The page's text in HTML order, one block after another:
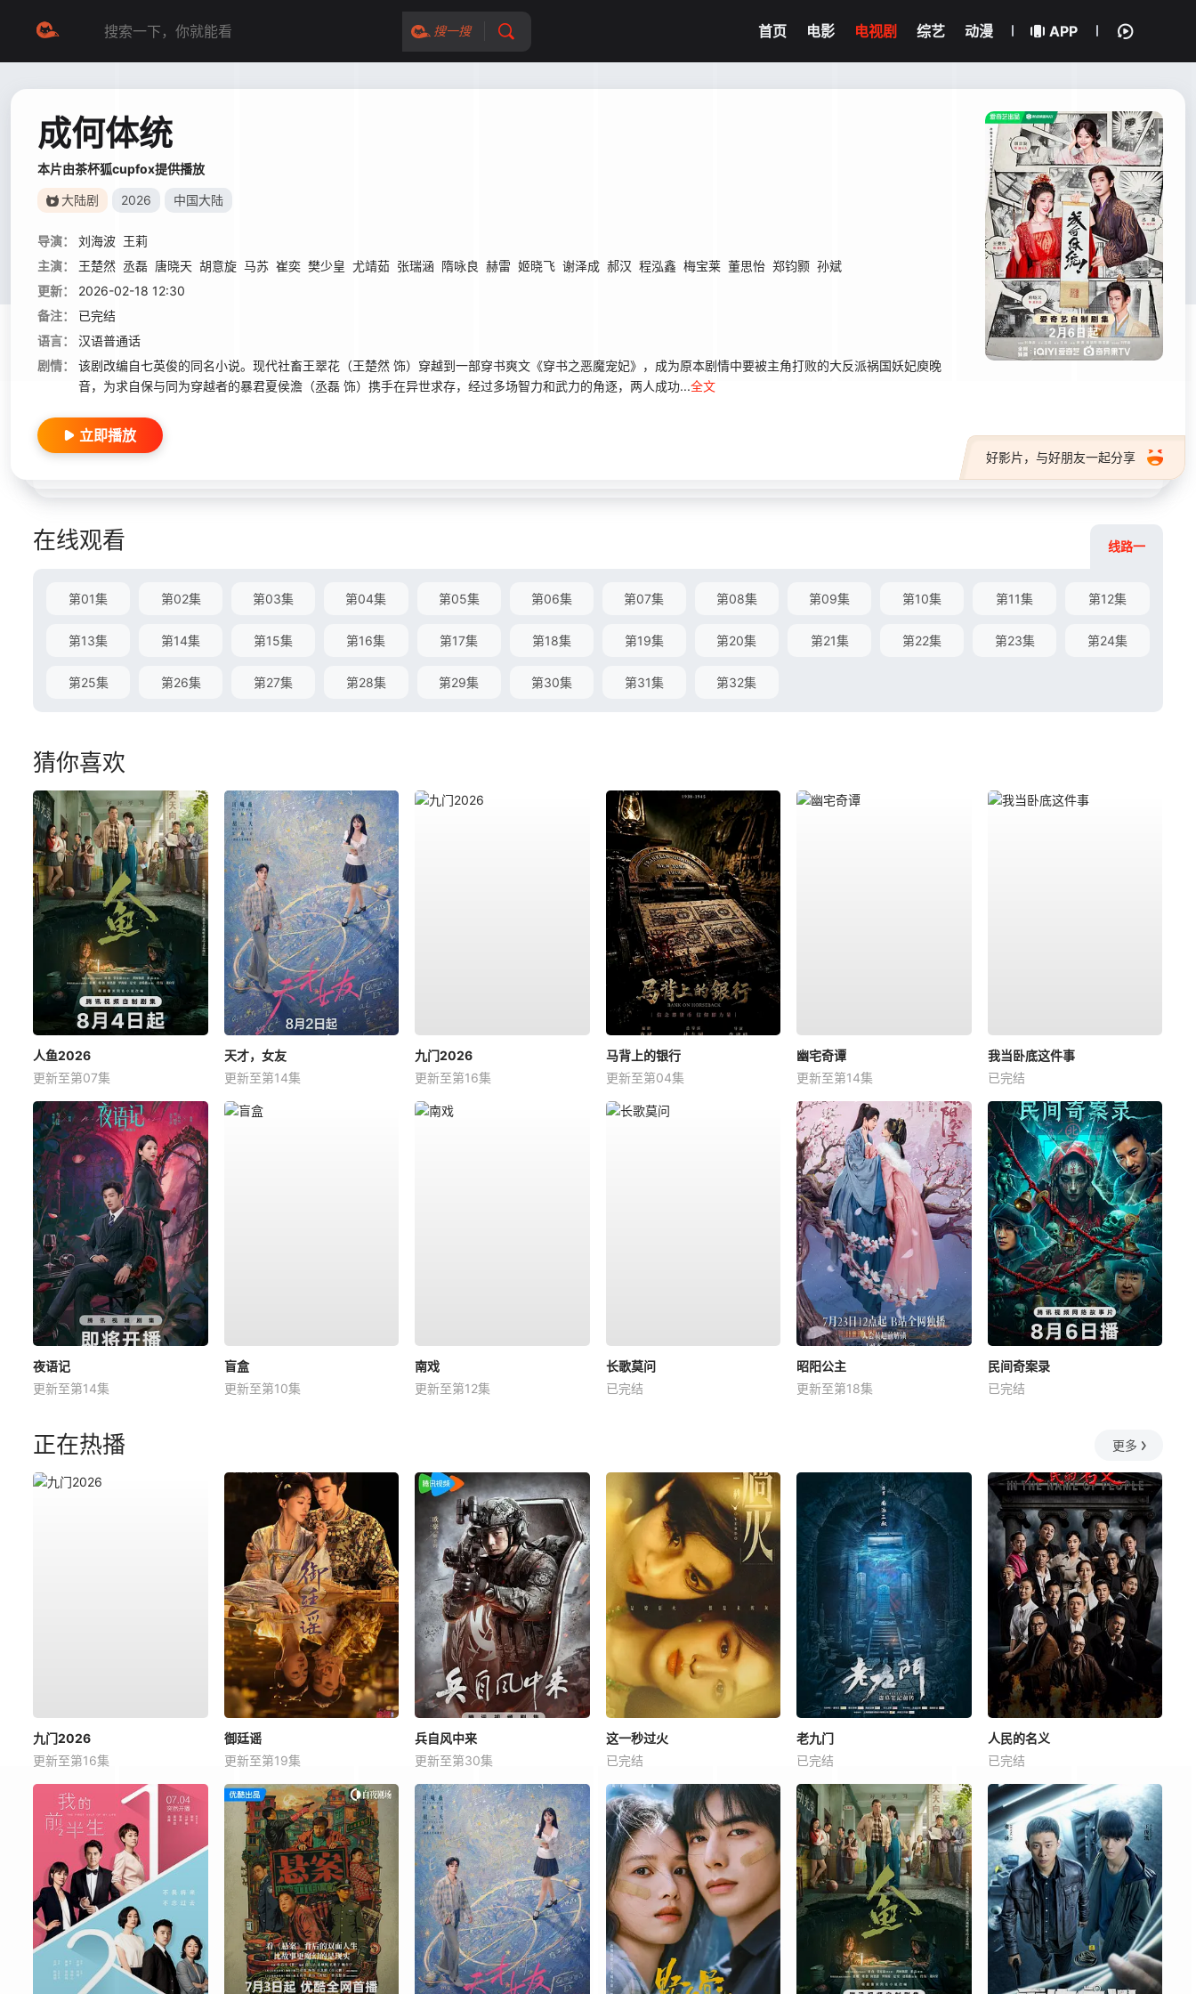
搜一搜 首页 电影 电视剧 综艺 动漫 APP
成何体统
本片由茶杯狐cupfox提供播放
大陆剧 2026 中国大陆
导演： 刘海波 王莉
主演：
王楚然 丞磊 唐晓天 胡意旋 马苏 崔奕 樊少皇 尤靖茹 张瑞涵 隋咏良 赫雷 姬晓飞 谢泽成 郝汉 程泓鑫 梅宝莱 董思怡 郑钧颢 孙斌
更新：
2026-02-18 12:30
备注：
已完结
语言：
汉语普通话
剧情：
该剧改编自七英俊的同名小说。现代社畜王翠花（王楚然 饰）穿越到一部穿书爽文《穿书之恶魔宠妃》，成为原本剧情中要被主角打败的大反派祸国妖妃庾晚
音，为求自保与同为穿越者的暴君夏侯澹（丞磊 饰）携手在异世求存，经过多场智力和武力的角逐，两人成功...全文
好影片，与好朋友一起分享
立即播放
在线观看 线路一
第01集 第02集 第03集 第04集 第05集 第06集 第07集 第08集 第09集 第10集 第11集 第12集
第13集 第14集 第15集 第16集 第17集 第18集 第19集 第20集 第21集 第22集 第23集 第24集
第25集 第26集 第27集 第28集 第29集 第30集 第31集 第32集
猜你喜欢
人鱼2026
更新至第07集
天才，女友
更新至第14集
九门2026
更新至第16集
马背上的银行
更新至第04集
幽宅奇谭
更新至第14集
我当卧底这件事
已完结
夜语记
更新至第14集
盲盒
更新至第10集
南戏
更新至第12集
长歌莫问
已完结
昭阳公主
更新至第18集
民间奇案录
已完结
正在热播 更多
九门2026
更新至第16集
御廷谣
更新至第19集
兵自风中来
更新至第30集
这一秒过火
已完结
老九门
已完结
人民的名义
已完结